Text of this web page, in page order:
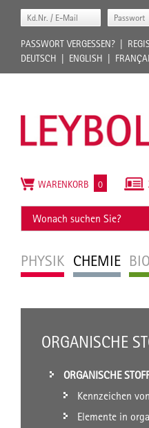
PASSWORT VERGESSEN?
DEUTSCH
ENGLISH
PHYSIK CHEMIE
WARENKORB 0
ORGANISCHE
ORGANISCHE
Kennzeichen
Elemente in